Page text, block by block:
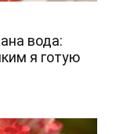
вода:
я готую